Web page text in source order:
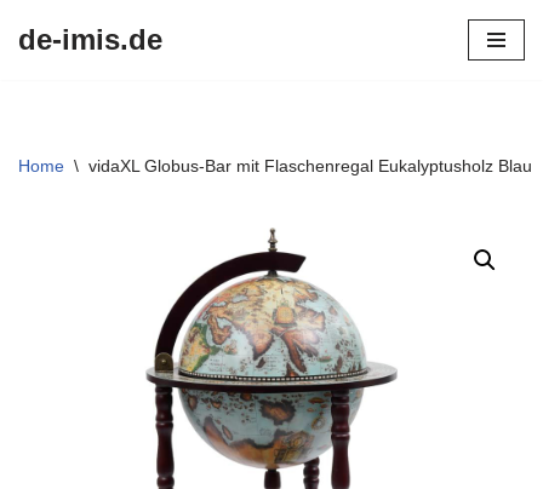
de-imis.de
Home \ vidaXL Globus-Bar mit Flaschenregal Eukalyptusholz Blau